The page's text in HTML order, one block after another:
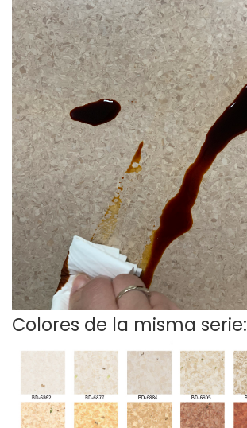
Colores de la misma serie: